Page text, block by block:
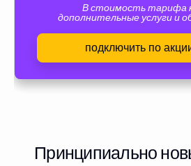
В стоимость тарифа
дополнительные услуги и
подключить по
Принципиально